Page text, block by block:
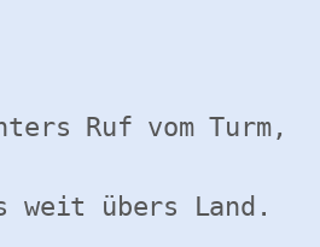
Ruf vom Turm,
weit übers Land.